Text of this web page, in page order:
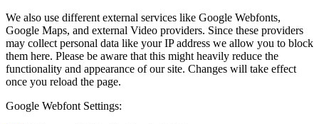
We also use different external services like Google Webfonts,
Google Maps, and external Video providers. Since these providers
may collect personal data like your IP address we allow you to block
them here. Please be aware that this might heavily reduce the
functionality and appearance of our site. Changes will take effect
once you reload the page.
Google Webfont Settings: